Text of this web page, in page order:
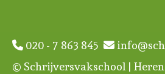
020 - 7 863 845
© Schrijversvakschool |